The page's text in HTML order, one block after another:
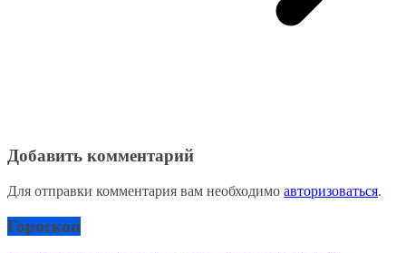
Добавить комментарий
Для отправки комментария вам необходимо авторизоваться.
Гороскоп